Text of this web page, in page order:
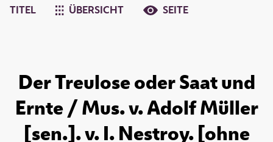
TITEL ÜBERSICHT SEITE
Der Treulose oder Saat und
Ernte / Mus. v. Adolf Müller
[sen.]. v. I. Nestroy. [ohne